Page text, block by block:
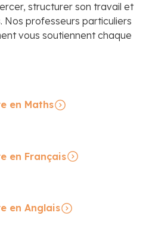
structurer son travail et
Nos professeurs particuliers
vous soutiennent chaque
en Maths
en Français
en Anglais